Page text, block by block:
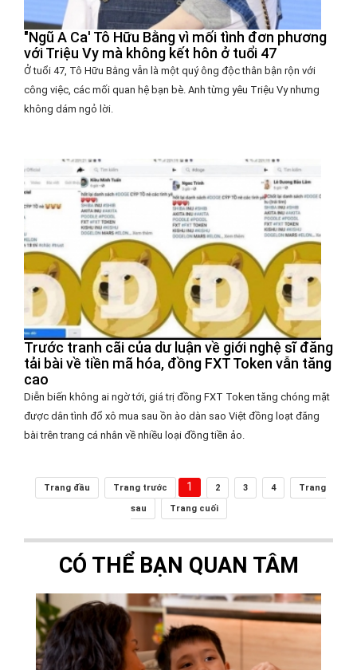
"Ngũ A Ca' Tô Hữu Bằng vì mối tình đơn phương
với Triệu Vy mà không kết hôn ở tuổi 47
Ở tuổi 47, Tô Hữu Bằng vẫn là một quý ông độc thân bận rộn với
công việc, các mối quan hệ bạn bè. Anh từng yêu Triệu Vy nhưng
không dám ngỏ lời.
Trước tranh cãi của dư luận về giới nghệ sĩ đăng
tải bài về tiền mã hóa, đồng FXT Token vẫn tăng
cao
Diễn biến không ai ngờ tới, giá trị đồng FXT Token tăng chóng mặt
được dân tình đổ xô mua sau ồn ào dàn sao Việt đồng loạt đăng
bài trên trang cá nhân về nhiều loại đồng tiền ảo.
Trang đầu Trang trước 1 2 3 4
Trang
sau
Trang cuối
CÓ THỂ BẠN QUAN TÂM